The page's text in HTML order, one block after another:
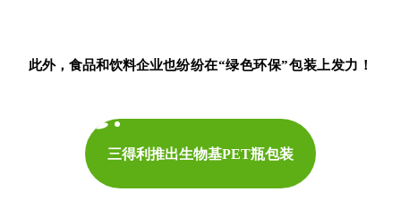
此外，食品和饮料企业也纷纷在“绿色环保”包装上发力！
三得利推出生物基PET瓶包装